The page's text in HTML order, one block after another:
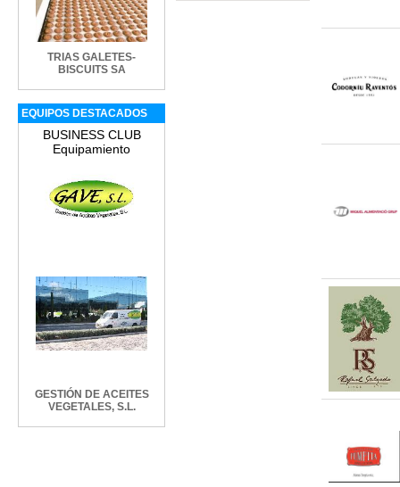
TRIAS GALETES-
BISCUITS SA
EQUIPOS DESTACADOS
BUSINESS CLUB
Equipamiento
GESTIÓN DE ACEITES
VEGETALES, S.L.